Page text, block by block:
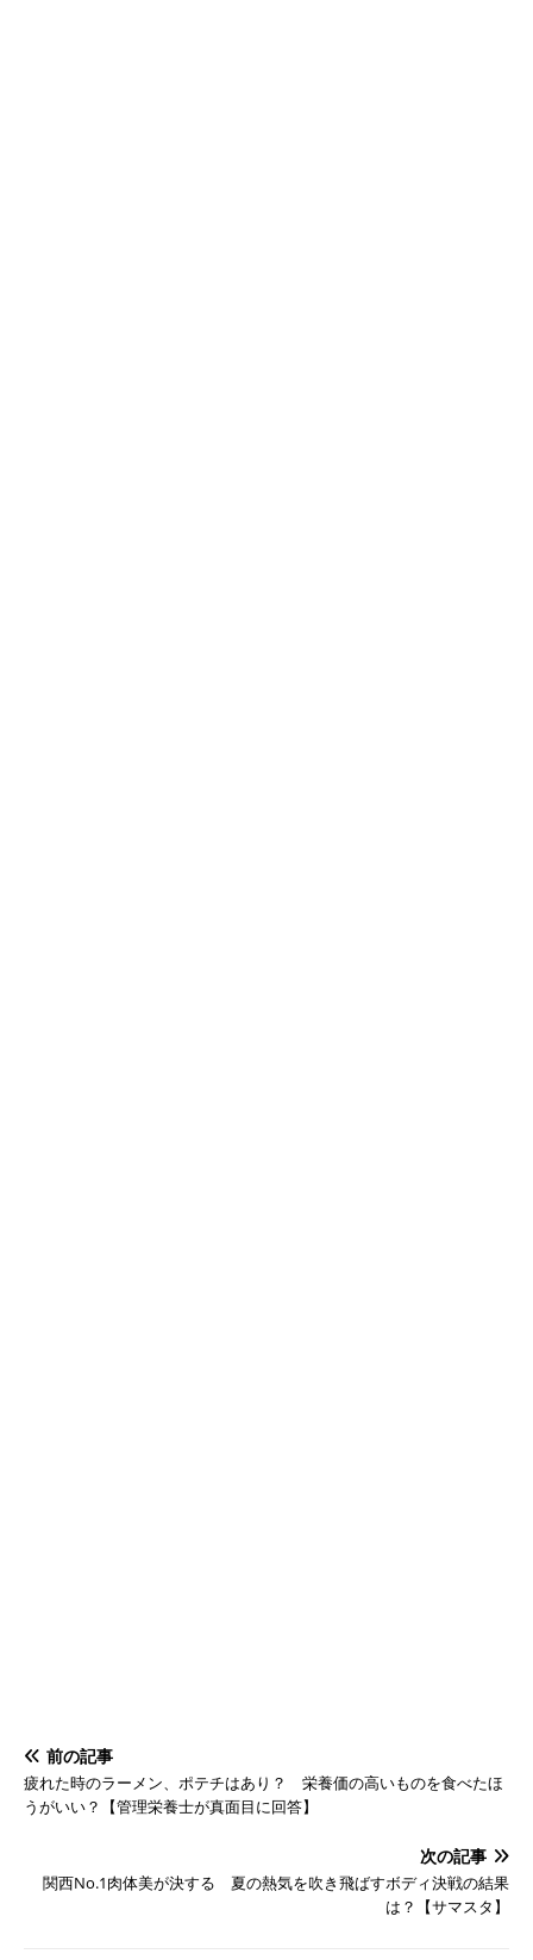
前の記事
疲れた時のラーメン、ポテチはあり？ 栄養価の高いものを食べたほ
うがいい？【管理栄養士が真面目に回答】
次の記事
関西No.1肉体美が決する 夏の熱気を吹き飛ばすボディ決戦の結果
は？【サマスタ】